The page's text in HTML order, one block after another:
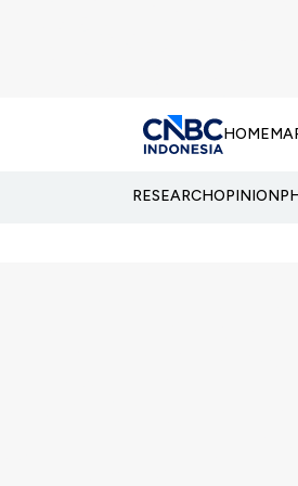
HOME
RESEARCHOPINION